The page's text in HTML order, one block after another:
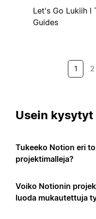
Let's Go Lukiih l
Guides
1 2
Usein
Tukeeko Notion eri
projektimalleja?
Voiko Notionin
luoda mukautettuja